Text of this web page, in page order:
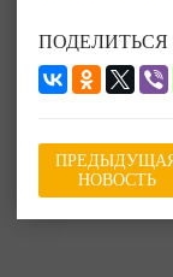
ПОДЕЛИТЬСЯ
НОВОСТЬ